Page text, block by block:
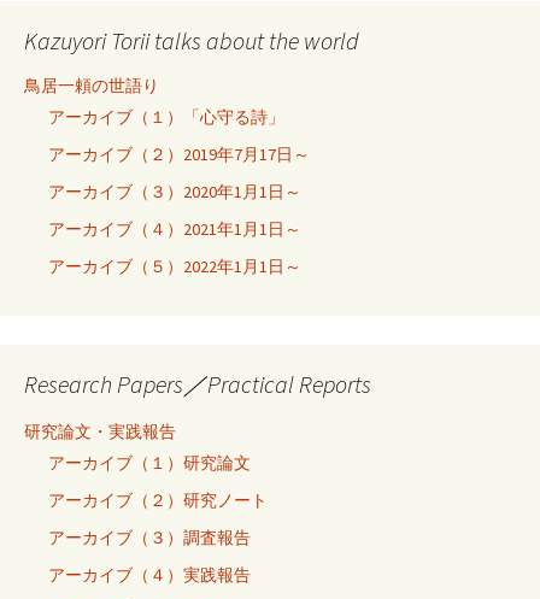
Kazuyori Torii talks about the world
鳥居一頼の世語り
アーカイブ（１）「心守る詩」
アーカイブ（２）2019年7月17日～
アーカイブ（３）2020年1月1日～
アーカイブ（４）2021年1月1日～
アーカイブ（５）2022年1月1日～
Research Papers／Practical Reports
研究論文・実践報告
アーカイブ（１）研究論文
アーカイブ（２）研究ノート
アーカイブ（３）調査報告
アーカイブ（４）実践報告